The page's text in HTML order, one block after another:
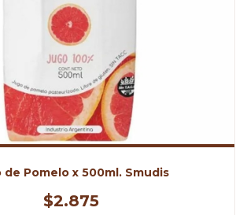
de Pomelo x 500ml. Smudis
$2.875